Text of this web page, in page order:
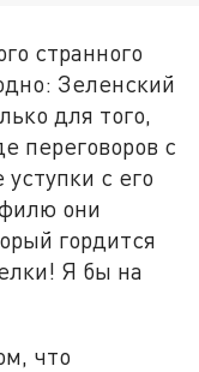
странного
Зеленский
для того,
переговоров с
с его
они
гордится
Я бы на
что